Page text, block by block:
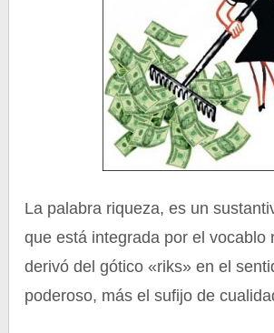
La palabra riqueza, es un
que está integrada por el vocablo
derivó del gótico «riks» en el
poderoso, más el sufijo de